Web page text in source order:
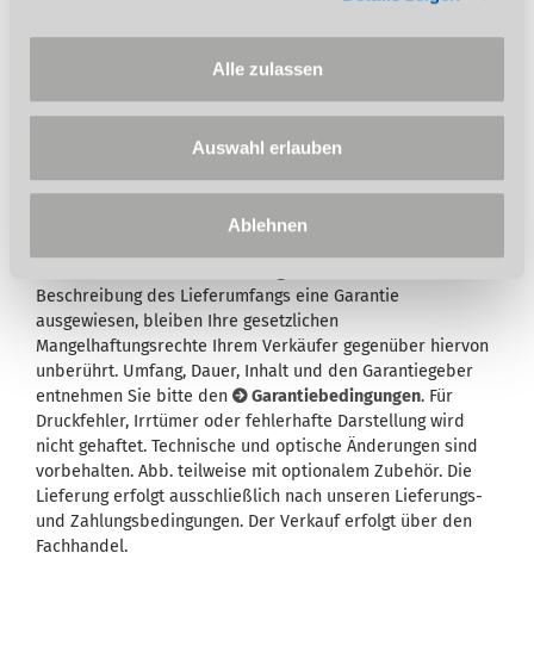
Alle zulassen
Auswahl erlauben
Ablehnen
und Österreich anwendbar.
Beschreibung des Lieferumfangs eine Garantie
ausgewiesen, bleiben Ihre gesetzlichen
Mangelhaftungsrechte Ihrem Verkäufer gegenüber hiervon
unberührt. Umfang, Dauer, Inhalt und den Garantiegeber
entnehmen Sie bitte den
Garantiebedingungen. Für
Druckfehler, Irrtümer oder fehlerhafte Darstellung wird
nicht gehaftet. Technische und optische Änderungen sind
vorbehalten. Abb. teilweise mit optionalem Zubehör. Die
Lieferung erfolgt ausschließlich nach unseren Lieferungs-
und Zahlungsbedingungen. Der Verkauf erfolgt über den
Fachhandel.